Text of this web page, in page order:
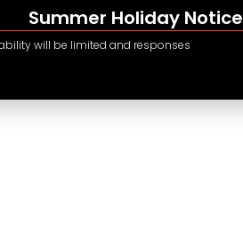
Summer Holiday Notice
will be limited and responses